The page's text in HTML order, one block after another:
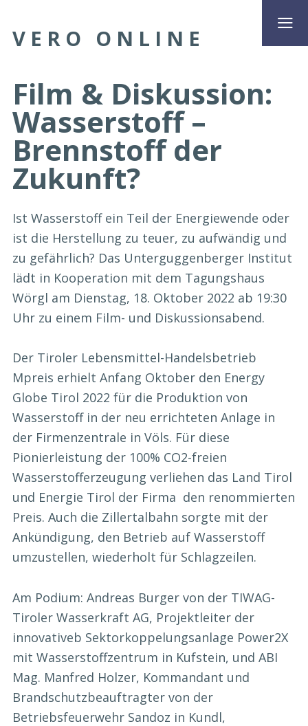
VERO ONLINE
Film & Diskussion:
Wasserstoff –
Brennstoff der
Zukunft?
Ist Wasserstoff ein Teil der Energiewende oder
ist die Herstellung zu teuer, zu aufwändig und
zu gefährlich? Das Unterguggenberger Institut
lädt in Kooperation mit dem Tagungshaus
Wörgl am Dienstag, 18. Oktober 2022 ab 19:30
Uhr zu einem Film- und Diskussionsabend.
Der Tiroler Lebensmittel-Handelsbetrieb
Mpreis erhielt Anfang Oktober den Energy
Globe Tirol 2022 für die Produktion von
Wasserstoff in der neu errichteten Anlage in
der Firmenzentrale in Völs. Für diese
Pionierleistung der 100% CO2-freien
Wasserstofferzeugung verliehen das Land Tirol
und Energie Tirol der Firma den renommierten
Preis. Auch die Zillertalbahn sorgte mit der
Ankündigung, den Betrieb auf Wasserstoff
umzustellen, wiederholt für Schlagzeilen.
Am Podium: Andreas Burger von der TIWAG-
Tiroler Wasserkraft AG, Projektleiter der
innovativeb Sektorkoppelungsanlage Power2X
mit Wasserstoffzentrum in Kufstein, und ABI
Mag. Manfred Holzer, Kommandant und
Brandschutzbeauftragter von der
Betriebsfeuerwehr Sandoz in Kundl,